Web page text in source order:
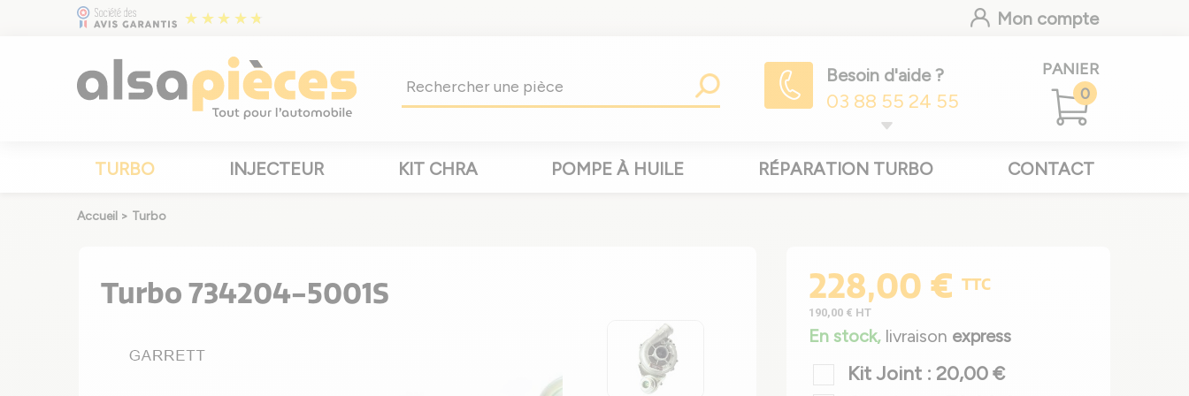
Mon compte
Besoin d'aide ?
03 88 55 24 55
PANIER
0
TURBO INJECTEUR KIT CHRA POMPE À HUILE RÉPARATION TURBO CONTACT
Accueil > Turbo
Turbo 734204-5001S 228,00 € TTC
190,00 € HT
En stock, livraison express
Kit Joint : 20,00 €